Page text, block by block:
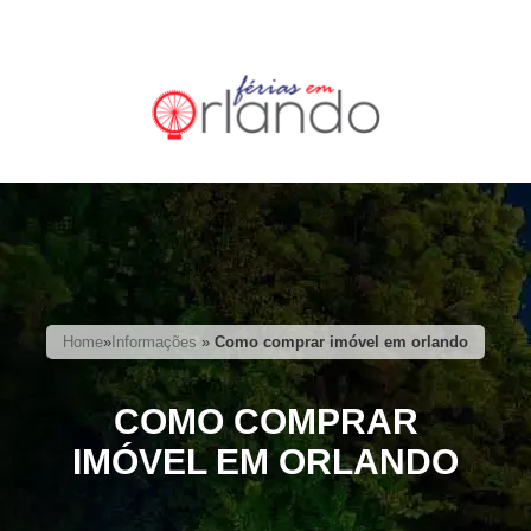
Home» Informações » Como comprar imóvel em orlando
COMO COMPRAR
IMÓVEL EM ORLANDO